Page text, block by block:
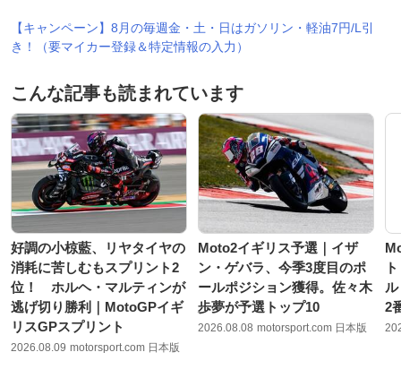
【キャンペーン】8月の毎週金・土・日はガソリン・軽油7円/L引
き！（要マイカー登録＆特定情報の入力）
こんな記事も読まれています
好調の小椋藍、リヤタイヤの
消耗に苦しむもスプリント2
位！ ホルヘ・マルティンが
逃げ切り勝利｜MotoGPイギ
リスGPスプリント
2026.08.09 motorsport.com 日本版
Moto2イギリス予選｜イザ
ン・ゲバラ、今季3度目のポ
ールポジション獲得。佐々木
歩夢が予選トップ10
2026.08.08 motorsport.com 日本版
2